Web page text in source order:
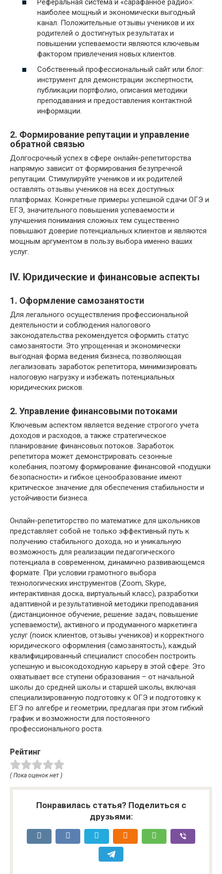
Реферальная система и «сарафанное радио»:
наиболее мощный и экономически выгодный
канал. Положительные отзывы учеников и их
родителей о достигнутых результатах и
повышении успеваемости являются ключевым
фактором привлечения новых клиентов.
Собственный профессиональный сайт или блог:
инструмент для демонстрации экспертности,
публикации портфолио, описания методики
преподавания и предоставления контактной
информации.
2. Формирование репутации и управление
обратной связью
Долгосрочный успех в сфере онлайн-репетиторства
напрямую зависит от формирования безупречной
репутации. Стимулируйте учеников и их родителей
оставлять отзывы учеников на всех доступных
платформах. Конкретные примеры успешной сдачи ОГЭ и
ЕГЭ, значительного повышения успеваемости и
улучшения понимания сложных тем существенно
повышают доверие потенциальных клиентов и являются
мощным аргументом в пользу выбора именно ваших
услуг.
IV. Юридические и финансовые аспекты
1. Оформление самозанятости
Для легального осуществления профессиональной
деятельности и соблюдения налогового
законодательства рекомендуется оформить статус
самозанятости. Это упрощенная и экономически
выгодная форма ведения бизнеса, позволяющая
легализовать заработок репетитора, минимизировать
налоговую нагрузку и избежать потенциальных
юридических рисков.
2. Управление финансовыми потоками
Ключевым аспектом является ведение строгого учета
доходов и расходов, а также стратегическое
планирование финансовых потоков. Заработок
репетитора может демонстрировать сезонные
колебания, поэтому формирование финансовой «подушки
безопасности» и гибкое ценообразование имеют
критическое значение для обеспечения стабильности и
устойчивости бизнеса.
Онлайн-репетиторство по математике для школьников
представляет собой не только эффективный путь к
получению стабильного дохода, но и уникальную
возможность для реализации педагогического
потенциала в современном, динамично развивающемся
формате. При условии грамотного выбора
технологических инструментов (Zoom, Skype,
интерактивная доска, виртуальный класс), разработки
адаптивной и результативной методики преподавания
(дистанционное обучение, решение задач, повышение
успеваемости), активного и продуманного маркетинга
услуг (поиск клиентов, отзывы учеников) и корректного
юридического оформления (самозанятость), каждый
квалифицированный специалист способен построить
успешную и высокодоходную карьеру в этой сфере. Это
охватывает все ступени образования – от начальной
школы до средней школы и старшей школы, включая
специализированную подготовку к ОГЭ и подготовку к
ЕГЭ по алгебре и геометрии, предлагая при этом гибкий
график и возможности для постоянного
профессионального роста.
Рейтинг
( Пока оценок нет )
Понравилась статья? Поделиться с
друзьями: